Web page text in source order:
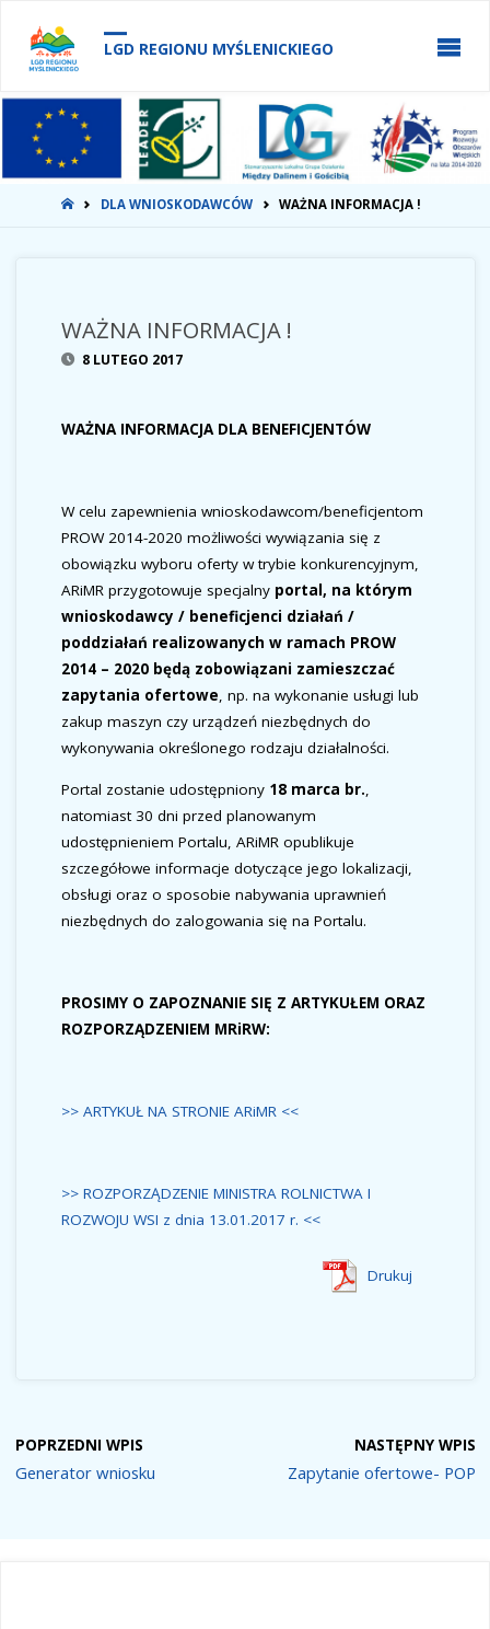
LGD REGIONU MYŚLENICKIEGO
STRONA
DLA WNIOSKODAWCÓW WAŻNA INFORMACJA !
WAŻNA INFORMACJA !
8 LUTEGO 2017
WAŻNA INFORMACJA DLA BENEFICJENTÓW
W celu zapewnienia wnioskodawcom/beneficjentom
PROW 2014-2020 możliwości wywiązania się z
obowiązku wyboru oferty w trybie konkurencyjnym,
ARiMR przygotowuje specjalny portal, na którym
wnioskodawcy / beneficjenci działań /
poddziałań realizowanych w ramach PROW
2014 – 2020 będą zobowiązani zamieszczać
zapytania ofertowe, np. na wykonanie usługi lub
zakup maszyn czy urządzeń niezbędnych do
wykonywania określonego rodzaju działalności.
Portal zostanie udostępniony 18 marca br.,
natomiast 30 dni przed planowanym
udostępnieniem Portalu, ARiMR opublikuje
szczegółowe informacje dotyczące jego lokalizacji,
obsługi oraz o sposobie nabywania uprawnień
niezbędnych do zalogowania się na Portalu.
PROSIMY O ZAPOZNANIE SIĘ Z ARTYKUŁEM ORAZ
ROZPORZĄDZENIEM MRiRW:
>> ARTYKUŁ NA STRONIE ARiMR <<
>> ROZPORZĄDZENIE MINISTRA ROLNICTWA I
ROZWOJU WSI z dnia 13.01.2017 r. <<
Drukuj
POPRZEDNI WPIS
Generator wniosku
NASTĘPNY WPIS
Zapytanie ofertowe- POP